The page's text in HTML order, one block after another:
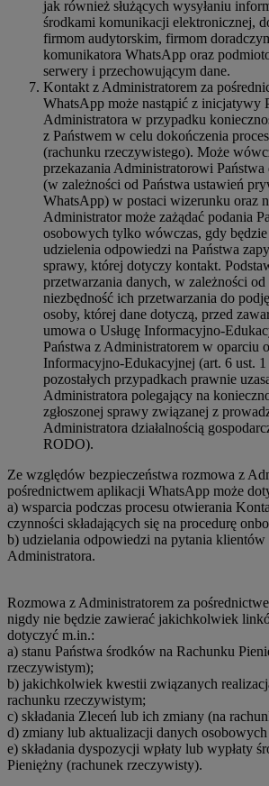
jak również służących wysyłaniu
środkami komunikacji elektronicznej,
firmom audytorskim, firmom
komunikatora WhatsApp oraz
serwery i przechowującym dane.
Kontakt z Administratorem za
WhatsApp może nastąpić z inicjatywy
Administratora w przypadku
z Państwem w celu dokończenia
(rachunku rzeczywistego). Może
przekazania Administratorowi
(w zależności od Państwa ustawień
WhatsApp) w postaci wizerunku oraz
Administrator może zażądać podania
osobowych tylko wówczas, gdy
udzielenia odpowiedzi na Państwa
sprawy, której dotyczy kontakt.
przetwarzania danych, w zależności
niezbędność ich przetwarzania do
osoby, której dane dotyczą, przed
umowa o Usługę Informacyjno-
Państwa z Administratorem w oparciu
Informacyjno-Edukacyjnej (art. 6 ust.
pozostałych przypadkach prawnie
Administratora polegający na
zgłoszonej sprawy związanej z
Administratora działalnością
RODO).
Ze względów bezpieczeństwa rozmowa z
pośrednictwem aplikacji WhatsApp może
a) wsparcia podczas procesu otwierania
czynności składających się na procedurę
b) udzielania odpowiedzi na pytania klientów
Administratora.
Rozmowa z Administratorem za
nigdy nie będzie zawierać jakichkolwiek
dotyczyć m.in.:
a) stanu Państwa środków na Rachunku
rzeczywistym);
b) jakichkolwiek kwestii związanych
rachunku rzeczywistym;
c) składania Zleceń lub ich zmiany (na
d) zmiany lub aktualizacji danych
e) składania dyspozycji wpłaty lub wypłaty
Pieniężny (rachunek rzeczywisty).